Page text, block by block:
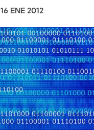
16 ENE 2012